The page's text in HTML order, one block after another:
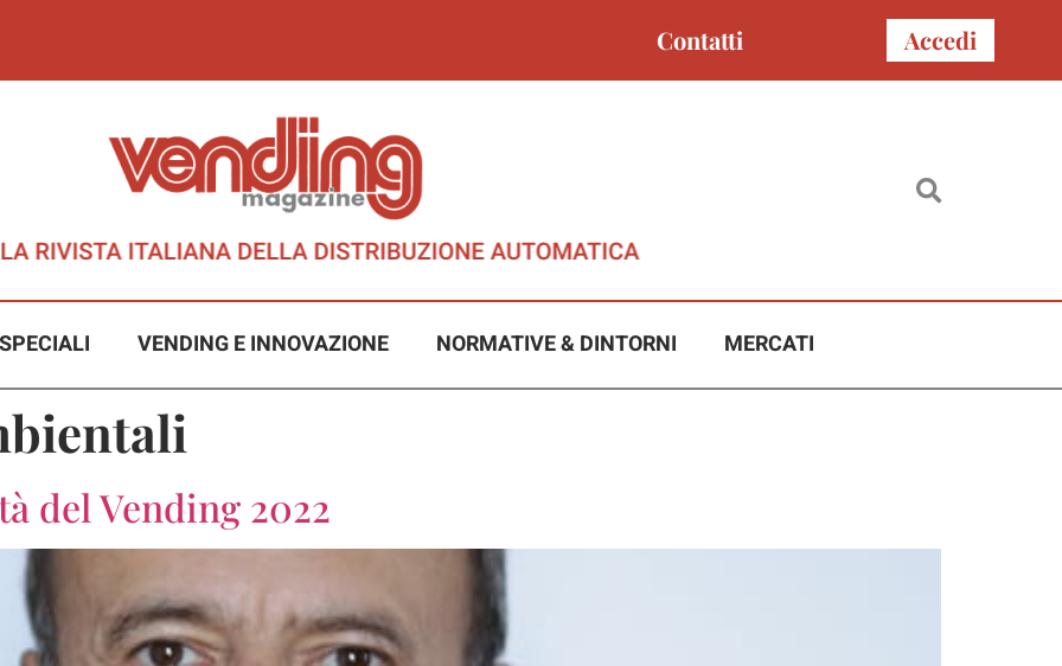
Contatti Accedi
SPECIALI VENDING E INNOVAZIONE NORMATIVE & DINTORNI MERCATI
del Vending 2022